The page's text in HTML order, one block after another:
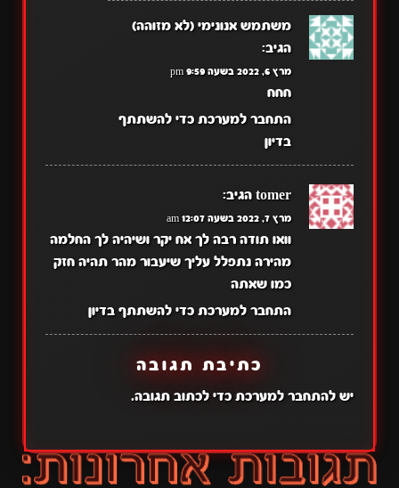
משתמש אנונימי (לא מזוהה)
הגיב:
מרץ 6, 2022 בשעה 9:59 pm
חחח
התחבר למערכת כדי להשתתף
בדיון
tomer הגיב:
מרץ 7, 2022 בשעה 12:07 am
וואו תודה רבה לך אח יקר ושיהיה לך החלמה
מהירה נתפלל עליך שיעבור מהר תהיה חזק
כמו שאתה
התחבר למערכת כדי להשתתף בדיון
כתיבת תגובה
יש להתחבר למערכתכדי לכתוב תגובה.